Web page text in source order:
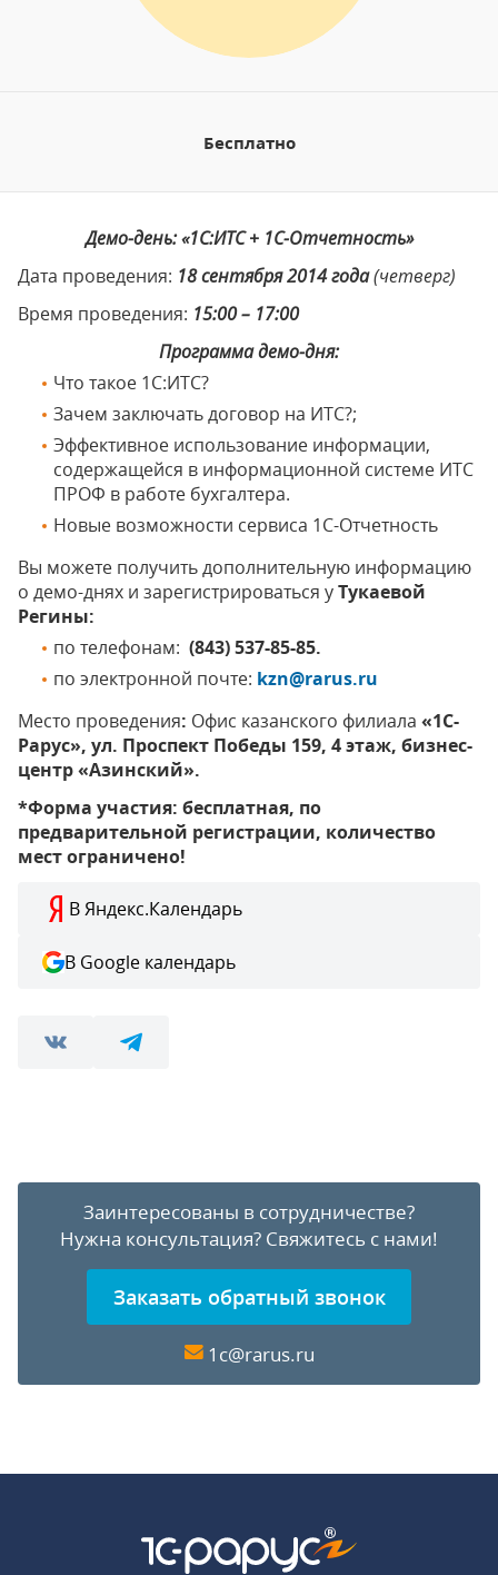
Бесплатно
Демо-день: «1С:ИТС + 1С-Отчетность»
Дата проведения: 18 сентября 2014 года(четверг)
Время проведения: 15:00 – 17:00
Программа демо-дня:
Что такое 1С:ИТС?
Зачем заключать договор на ИТС?;
Эффективное использование информации,
содержащейся в информационной системе ИТС
ПРОФ в работе бухгалтера.
Новые возможности сервиса 1С-Отчетность
Вы можете получить дополнительную информацию
о демо-днях и зарегистрироваться уТукаевой
Регины:
по телефонам: (843) 537-85-85.
по электронной почте: kzn@rarus.ru
Место проведения: Офис казанского филиала «1С-
Рарус», ул. Проспект Победы 159, 4 этаж, бизнес-
центр «Азинский».
*Форма участия: бесплатная, по
предварительной регистрации, количество
мест ограничено!
В Яндекс.Календарь
В Google календарь
Заинтересованы в сотрудничестве?
Нужна консультация? Свяжитесь с нами!
Заказать обратный звонок
1c@rarus.ru